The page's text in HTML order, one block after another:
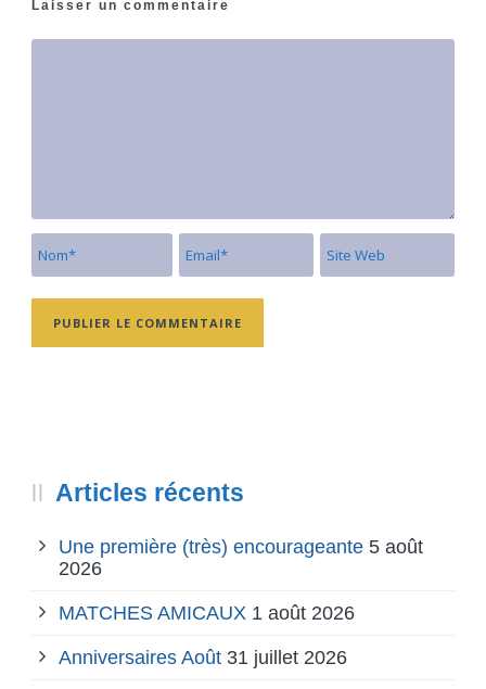
Laisser un commentaire
Articles récents
Une première (très) encourageante 5 août
2026
MATCHES AMICAUX 1 août 2026
Anniversaires Août 31 juillet 2026